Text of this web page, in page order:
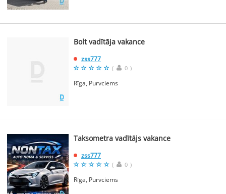
Bolt vadītāja vakance
zss777
( 0 )
Rīga, Purvciems
Taksometra vadītājs vakance
zss777
( 0 )
Rīga, Purvciems